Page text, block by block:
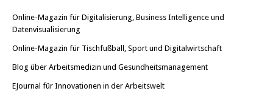
Online-Magazin für Digitalisierung, Business Intelligence und
Datenvisualisierung
Online-Magazin für Tischfußball, Sport und Digitalwirtschaft
Blog über Arbeitsmedizin und Gesundheitsmanagement
EJournal für Innovationen in der Arbeitswelt